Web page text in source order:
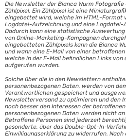
Die Newsletter der Bianca Wurm
Zählpixel. Ein Zählpixel ist eine
eingebettet wird, welche im HTML-Format
Logdatei-Aufzeichnung und eine Logdatei-
Dadurch kann eine statistische
von Online-Marketing-Kampagnen
eingebetteten Zählpixels kann die Bianca
und wann eine E-Mail von einer
welche in der E-Mail befindlichen Links
aufgerufen wurden.
Solche über die in den Newslettern
personenbezogenen Daten, werden von
Verantwortlichen gespeichert und
Newsletterversand zu optimieren und den
noch besser den Interessen der
personenbezogenen Daten werden nicht
Betroffene Personen sind jederzeit
gesonderte, über das Double-Opt-In-
Einwilligungserklärung zu widerrufen.